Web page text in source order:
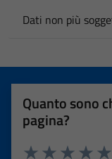
Dati non più
Quanto sono
pagina?